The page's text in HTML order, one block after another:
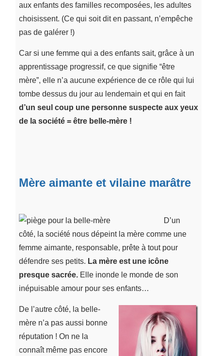
aux enfants des familles recomposées, les adultes
choisissent. (Ce qui soit dit en passant, n’empêche
pas de galérer !)
Car si une femme qui a des enfants sait, grâce à un
apprentissage progressif, ce que signifie “être
mère”, elle n’a aucune expérience de ce rôle qui lui
tombe dessus du jour au lendemain et qui en fait
d’un seul coup une personne suspecte aux yeux
de la société = être belle-mère !
Mère aimante et vilaine marâtre
D’un
côté, la société nous dépeint la mère comme une
femme aimante, responsable, prête à tout pour
défendre ses petits. La mère est une icône
presque sacrée.Elle inonde le monde de son
inépuisable amour pour ses enfants…
De l’autre côté, la belle-
mère n’a pas aussi bonne
réputation ! On ne la
connaît même pas encore